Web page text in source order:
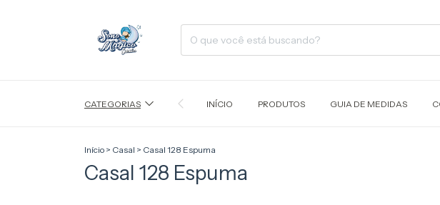
CATEGORIAS INÍCIO PRODUTOS GUIA DE MEDIDAS
Início > Casal > Casal 128 Espuma
Casal 128 Espuma